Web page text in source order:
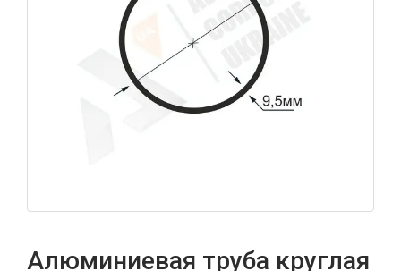
Алюминиевая труба круглая